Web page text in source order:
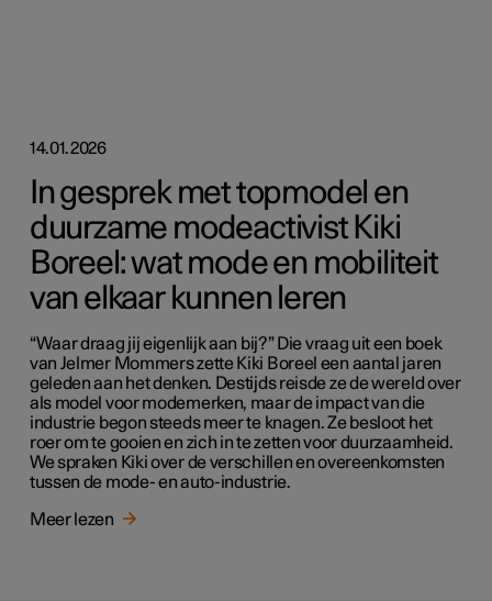
14.01.2026
In gesprek met topmodel en
duurzame modeactivist Kiki
Boreel: wat mode en mobiliteit
van elkaar kunnen leren
“Waar draag jij eigenlijk aan bij?” Die vraag uit een boek
van Jelmer Mommers zette Kiki Boreel een aantal jaren
geleden aan het denken. Destijds reisde ze de wereld over
als model voor modemerken, maar de impact van die
industrie begon steeds meer te knagen. Ze besloot het
roer om te gooien en zich in te zetten voor duurzaamheid.
We spraken Kiki over de verschillen en overeenkomsten
tussen de mode- en auto-industrie.
Meer lezen